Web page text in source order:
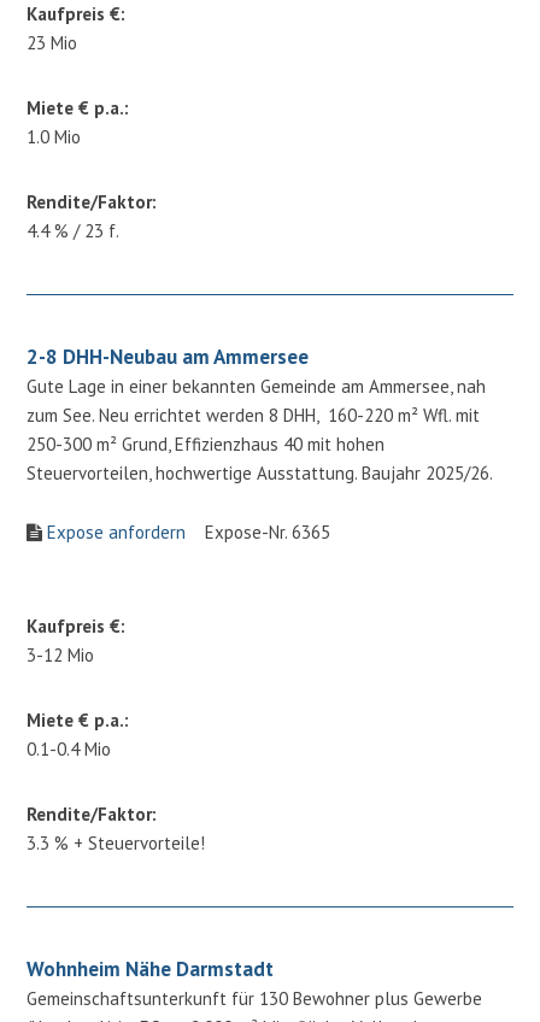
Kaufpreis €:
23 Mio
Miete € p.a.:
1.0 Mio
Rendite/Faktor:
4.4 % / 23 f.
2-8 DHH-Neubau am Ammersee
Gute Lage in einer bekannten Gemeinde am Ammersee, nah
zum See. Neu errichtet werden 8 DHH, 160-220 m² Wfl. mit
250-300 m² Grund, Effizienzhaus 40 mit hohen
Steuervorteilen, hochwertige Ausstattung. Baujahr 2025/26.
Expose anfordern Expose-Nr. 6365
Kaufpreis €:
3-12 Mio
Miete € p.a.:
0.1-0.4 Mio
Rendite/Faktor:
3.3 % + Steuervorteile!
Wohnheim Nähe Darmstadt
Gemeinschaftsunterkunft für 130 Bewohner plus Gewerbe